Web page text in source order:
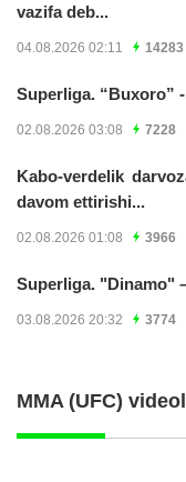
vazifa deb...
04.08.2026 02:11 14283
Superliga. “Buxoro”
02.08.2026 03:08 7228
Kabo-verdelik
davom ettirishi...
02.08.2026 01:08 3966
Superliga. "Dinamo"
03.08.2026 20:32 3774
MMA (UFC)